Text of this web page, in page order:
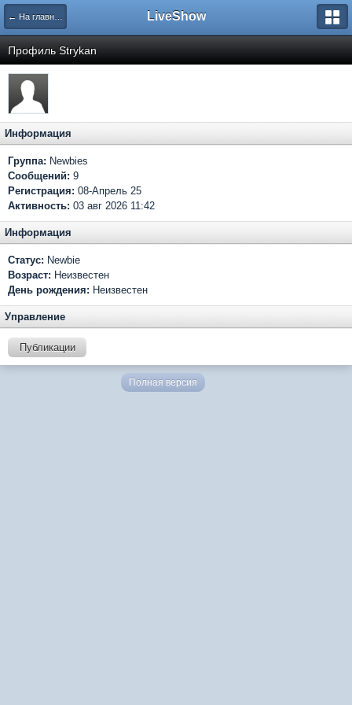
← На главную LiveShow
Профиль Strykan
Информация
Группа: Newbies
Сообщений: 9
Регистрация: 08-Апрель 25
Активность: 03 авг 2026 11:42
Информация
Статус: Newbie
Возраст: Неизвестен
День рождения: Неизвестен
Управление
Публикации
Полная версия